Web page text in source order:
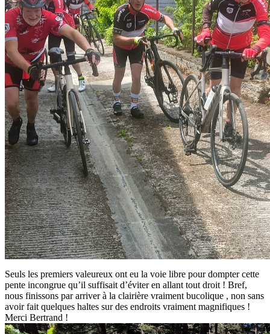
Seuls les premiers valeureux ont eu la voie libre pour dompter cette
pente incongrue qu’il suffisait d’éviter en allant tout droit ! Bref,
nous finissons par arriver à la clairière vraiment bucolique , non sans
avoir fait quelques haltes sur des endroits vraiment magnifiques !
Merci Bertrand !